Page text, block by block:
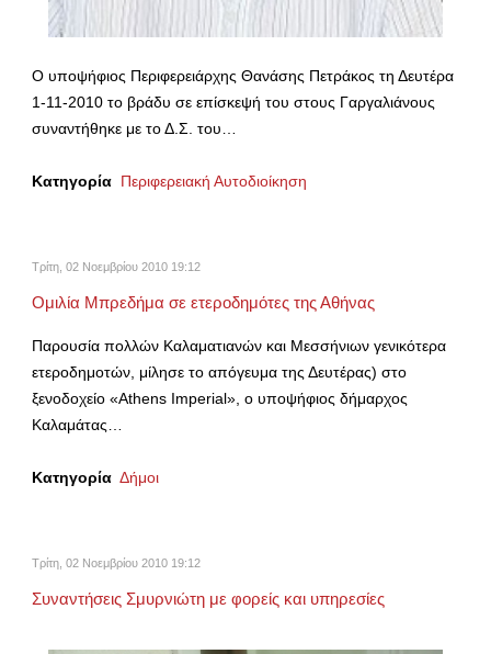
Ο υποψήφιος Περιφερειάρχης Θανάσης Πετράκος τη Δευτέρα
1-11-2010 το βράδυ σε επίσκεψή του στους Γαργαλιάνους
συναντήθηκε με το Δ.Σ. του…
Κατηγορία Περιφερειακή Αυτοδιοίκηση
Τρίτη, 02 Νοεμβρίου 2010 19:12
Ομιλία Μπρεδήμα σε ετεροδημότες της Αθήνας
Παρουσία πολλών Καλαματιανών και Μεσσήνιων γενικότερα
ετεροδημοτών, μίλησε το απόγευμα της Δευτέρας) στο
ξενοδοχείο «Athens Imperial», ο υποψήφιος δήμαρχος
Καλαμάτας…
Κατηγορία Δήμοι
Τρίτη, 02 Νοεμβρίου 2010 19:12
Συναντήσεις Σμυρνιώτη με φορείς και υπηρεσίες